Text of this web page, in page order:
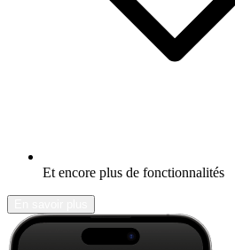
Et encore plus de fonctionnalités